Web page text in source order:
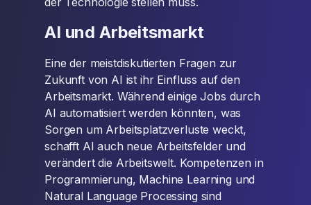
AI und Arbeitsmarkt
Eine der meistdiskutierten Fragen zur
Zukunft von AI ist ihr Einfluss auf den
Arbeitsmarkt. Während einige Jobs durch
AI automatisiert werden könnten, was
Sorgen um Arbeitsplatzverluste weckt,
schafft AI auch neue Arbeitsfelder und
verändert die Arbeitswelt. Kompetenzen in
Programmierung, Machine Learning und
Natural Language Processing sind